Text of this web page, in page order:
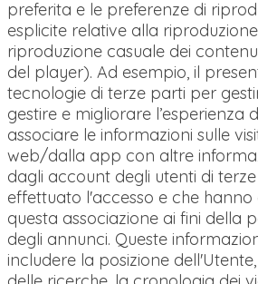
preferita e le preferenze di
esplicite relative alla
riproduzione casuale dei
del player). Ad esempio, il
tecnologie di terze parti per
gestire e migliorare l’esperienza
associare le informazioni sulle
web/dalla app con altre
dagli account degli utenti di
effettuato l'accesso e che
questa associazione ai fini della
degli annunci. Queste
includere la posizione